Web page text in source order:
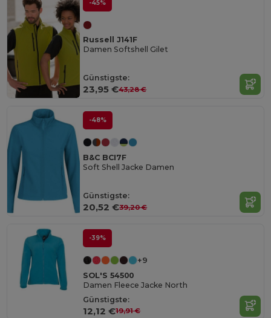
-45%
Russell J141F
Damen Softshell Gilet
Günstigste:
23,95 €43,28 €
-48%
B&C BCI7F
Soft Shell Jacke Damen
Günstigste:
20,52 €39,20 €
-39%
+9
SOL'S 54500
Damen Fleece Jacke North
Günstigste:
12,12 €19,91 €